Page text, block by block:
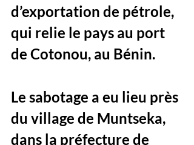
d’exportation de pétrole,
qui relie le pays au port
de Cotonou, au Bénin.
Le sabotage a eu lieu près
du village de Muntseka,
dans la préfecture de